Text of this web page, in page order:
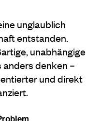
unglaublich
entstanden.
unabhängige
anders denken –
und direkt